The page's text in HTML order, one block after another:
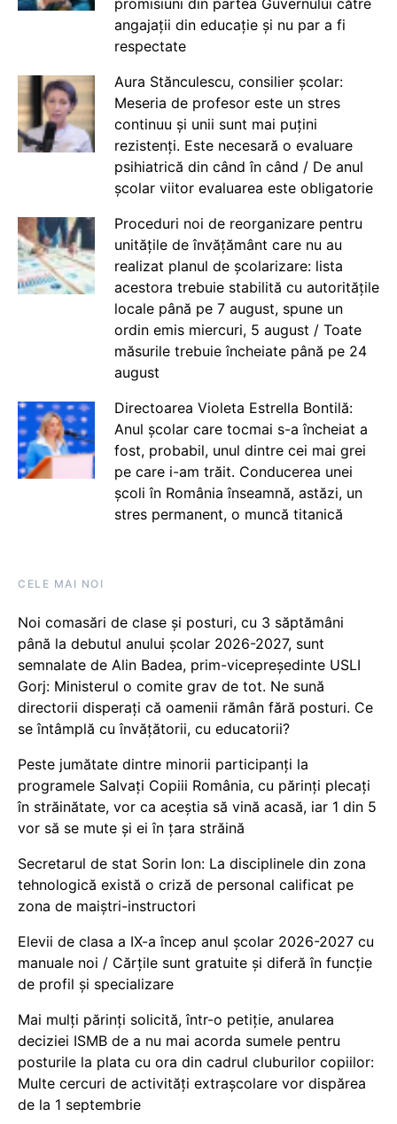
promisiuni din partea Guvernului către
angajații din educație și nu par a fi
respectate
Aura Stănculescu, consilier școlar:
Meseria de profesor este un stres
continuu și unii sunt mai puțini
rezistenți. Este necesară o evaluare
psihiatrică din când în când / De anul
școlar viitor evaluarea este obligatorie
Proceduri noi de reorganizare pentru
unitățile de învățământ care nu au
realizat planul de școlarizare: lista
acestora trebuie stabilită cu autoritățile
locale până pe 7 august, spune un
ordin emis miercuri, 5 august / Toate
măsurile trebuie încheiate până pe 24
august
Directoarea Violeta Estrella Bontilă:
Anul școlar care tocmai s-a încheiat a
fost, probabil, unul dintre cei mai grei
pe care i-am trăit. Conducerea unei
școli în România înseamnă, astăzi, un
stres permanent, o muncă titanică
CELE MAI NOI
Noi comasări de clase și posturi, cu 3 săptămâni
până la debutul anului școlar 2026-2027, sunt
semnalate de Alin Badea, prim-vicepreședinte USLI
Gorj: Ministerul o comite grav de tot. Ne sună
directorii disperați că oamenii rămân fără posturi. Ce
se întâmplă cu învățătorii, cu educatorii?
Peste jumătate dintre minorii participanți la
programele Salvați Copiii România, cu părinți plecați
în străinătate, vor ca aceștia să vină acasă, iar 1 din 5
vor să se mute și ei în țara străină
Secretarul de stat Sorin Ion: La disciplinele din zona
tehnologică există o criză de personal calificat pe
zona de maiștri-instructori
Elevii de clasa a IX-a încep anul școlar 2026-2027 cu
manuale noi / Cărțile sunt gratuite și diferă în funcție
de profil și specializare
Mai mulți părinți solicită, într-o petiție, anularea
deciziei ISMB de a nu mai acorda sumele pentru
posturile la plata cu ora din cadrul cluburilor copiilor:
Multe cercuri de activități extrașcolare vor dispărea
de la 1 septembrie